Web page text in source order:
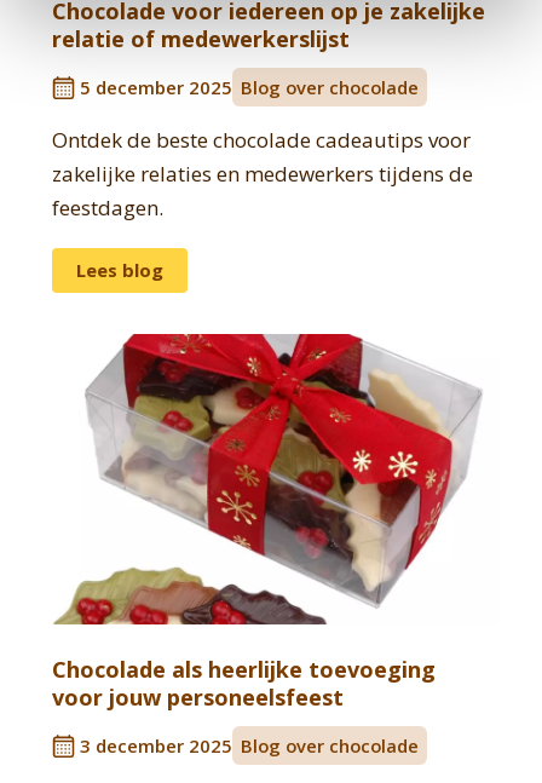
Chocolade voor iedereen op je zakelijke
relatie of medewerkerslijst
5 december 2025 Blog over chocolade
Ontdek de beste chocolade cadeautips voor
zakelijke relaties en medewerkers tijdens de
feestdagen.
Lees blog
Chocolade als heerlijke toevoeging
voor jouw personeelsfeest
3 december 2025 Blog over chocolade